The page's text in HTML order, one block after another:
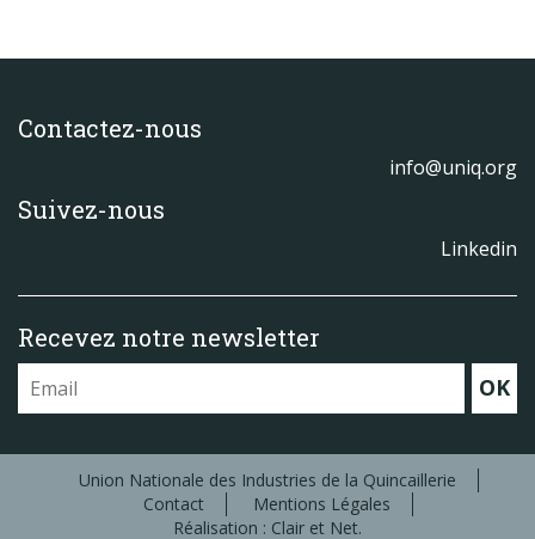
Contactez-nous
info@uniq.org
Suivez-nous
Linkedin
Recevez notre newsletter
OK
Union Nationale des Industries de la Quincaillerie
Contact
Mentions Légales
Réalisation : Clair et Net.